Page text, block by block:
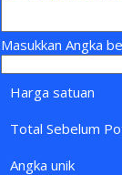
Masukkan Angka
Harga satuan
Total Sebelum
Angka unik